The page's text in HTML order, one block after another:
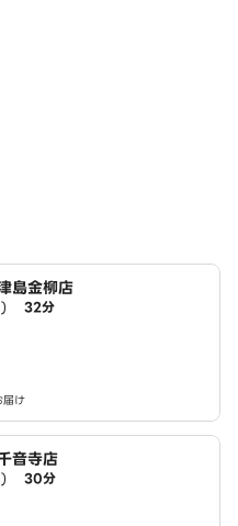
島金柳店
32分
届け
音寺店
30分